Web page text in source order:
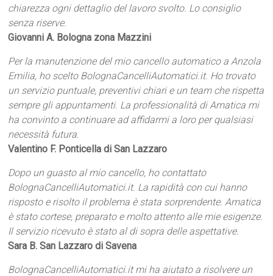
chiarezza ogni dettaglio del lavoro svolto. Lo consiglio
senza riserve.
Giovanni A. Bologna zona Mazzini
Per la manutenzione del mio cancello automatico a Anzola
Emilia, ho scelto BolognaCancelliAutomatici.it. Ho trovato
un servizio puntuale, preventivi chiari e un team che rispetta
sempre gli appuntamenti. La professionalità di Amatica mi
ha convinto a continuare ad affidarmi a loro per qualsiasi
necessità futura.
Valentino F. Ponticella di San Lazzaro
Dopo un guasto al mio cancello, ho contattato
BolognaCancelliAutomatici.it. La rapidità con cui hanno
risposto e risolto il problema è stata sorprendente. Amatica
è stato cortese, preparato e molto attento alle mie esigenze.
Il servizio ricevuto è stato al di sopra delle aspettative.
Sara B. San Lazzaro di Savena
BolognaCancelliAutomatici.it mi ha aiutato a risolvere un